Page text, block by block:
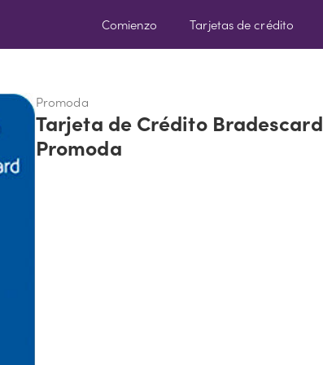
Comienzo Tarjetas de crédito
Promoda
Tarjeta de Crédito Bradescard
Promoda